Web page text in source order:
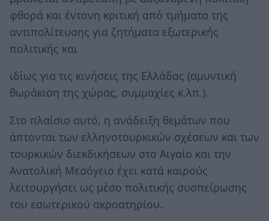
φθορά και έντονη κριτική από τμήματα της
αντιπολίτευσης για ζητήματα εξωτερικής
πολιτικής και
ιδίως για τις κινήσεις της Ελλάδας (αμυντική
θωράκιση της χώρας, συμμαχίες κ.λπ.).
Στο πλαίσιο αυτό, η ανάδειξη θεμάτων που
άπτονται των ελληνοτουρκικών σχέσεων και των
τουρκικών διεκδικήσεων στο Αιγαίο και την
Ανατολική Μεσόγειο έχει κατά καιρούς
λειτουργήσει ως μέσο πολιτικής συσπείρωσης
του εσωτερικού ακροατηρίου.